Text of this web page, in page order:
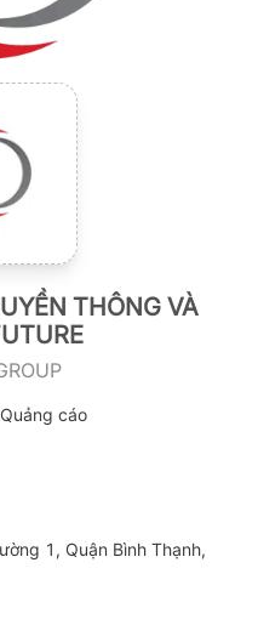
THÔNG VÀ
cáo
1, Quận Bình Thạnh,